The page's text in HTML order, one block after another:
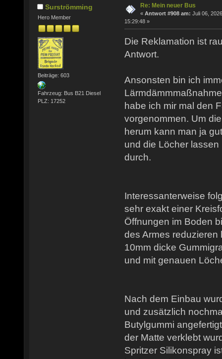
Surströmming
Hero Member
Beiträge: 603
Fahrzeug: Bus B21 Diesel
PLZ: 17252
Re: Mein neuer Bus
« Antwort #908 am: Juli 06,
15:29:48 »
Die Reklamation ist
Antwort.
Ansonsten bin ich
habe ich mir mal den
vorgenommen. Um
herum kann man ja
und die Löcher
durch.
Interessanterweise
sehr exakt einer
Öffnungen im Boden
des Armes reduzieren
10mm dicke
und mit genauen
Nach dem Einbau
und zusätzlich
Butylgummi
der Matte verklebt
Spritzer Silikonspray